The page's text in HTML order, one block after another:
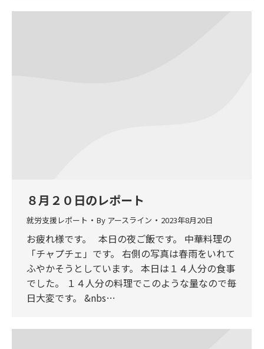
８月２０日のレポート
就労支援レポート By アースライン 2023年8月20日
お疲れ様です。 本日の夜ご飯です。 中華料理の
「チャプチェ」です。 右側の写真は春雨をいれて
ふやかそうとしています。 本日は１４人分の食事
でした。 １４人分の料理でこのような量なので毎
日大変です。 &nbs…